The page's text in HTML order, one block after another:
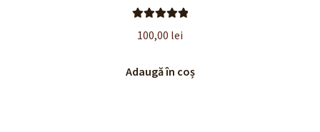
5.00
100,00 lei
Adaugă în coș